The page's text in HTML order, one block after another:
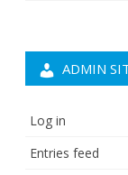
ADMIN
Log in
Entries feed